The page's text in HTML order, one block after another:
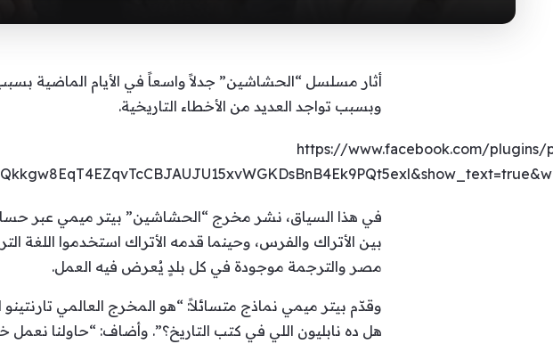
أثار مسلسل “الحشاشين” جدلاً واسعاً في الأيام الماضية
وبسبب تواجد العديد من الأخطاء التاريخية.
https://www.facebook.com/plugins/
في هذا السياق، نشر مخرج “الحشاشين” بيتر ميمي عبر
بين الأتراك والفرس، وحينما قدمه الأتراك استخدموا اللغة
مصر والترجمة موجودة في كل بلدٍ يُعرض فيه العمل.
وقدّم بيتر ميمي نماذج متسائلاً: “هو المخرج العالمي
هل ده نابليون اللي في كتب التاريخ؟”. وأضاف: “حاولنا